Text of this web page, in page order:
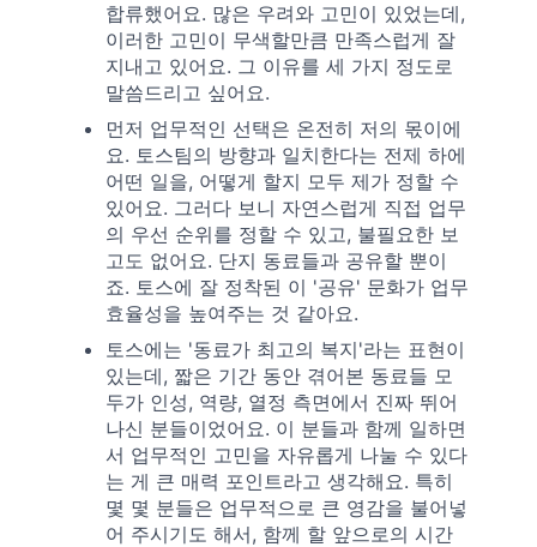
합류했어요. 많은 우려와 고민이 있었는데,
이러한 고민이 무색할만큼 만족스럽게 잘
지내고 있어요. 그 이유를 세 가지 정도로
말씀드리고 싶어요.
먼저 업무적인 선택은 온전히 저의 몫이에
요. 토스팀의 방향과 일치한다는 전제 하에
어떤 일을, 어떻게 할지 모두 제가 정할 수
있어요. 그러다 보니 자연스럽게 직접 업무
의 우선 순위를 정할 수 있고, 불필요한 보
고도 없어요. 단지 동료들과 공유할 뿐이
죠. 토스에 잘 정착된 이 '공유' 문화가 업무
효율성을 높여주는 것 같아요.
토스에는 '동료가 최고의 복지'라는 표현이
있는데, 짧은 기간 동안 겪어본 동료들 모
두가 인성, 역량, 열정 측면에서 진짜 뛰어
나신 분들이었어요. 이 분들과 함께 일하면
서 업무적인 고민을 자유롭게 나눌 수 있다
는 게 큰 매력 포인트라고 생각해요. 특히
몇 몇 분들은 업무적으로 큰 영감을 불어넣
어 주시기도 해서, 함께 할 앞으로의 시간